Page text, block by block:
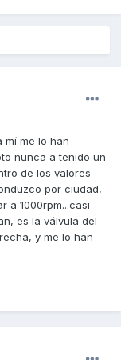
mí me lo han
nunca a tenido un
de los valores
por ciudad,
a 1000rpm...casi
es la válvula del
y me lo han